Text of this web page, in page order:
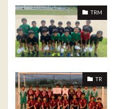
TRM
TR